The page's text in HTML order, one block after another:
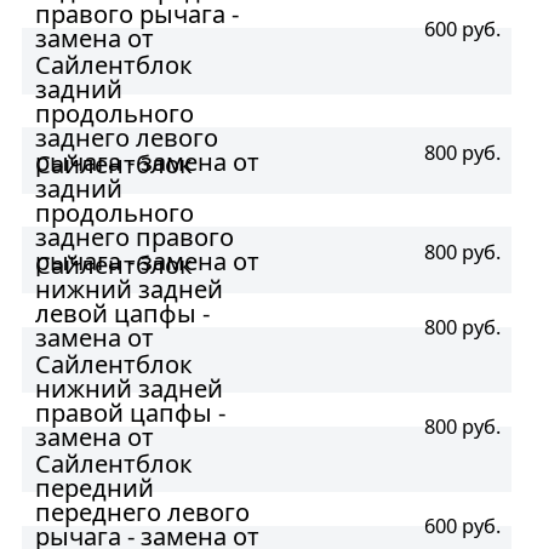
правого рычага -
замена от 600 руб.
Сайлентблок
задний
продольного
заднего левого
рычага - замена от 800 руб.
Сайлентблок
задний
продольного
заднего правого
рычага - замена от 800 руб.
Сайлентблок
нижний задней
левой цапфы -
замена от 800 руб.
Сайлентблок
нижний задней
правой цапфы -
замена от 800 руб.
Сайлентблок
передний
переднего левого
рычага - замена от 600 руб.